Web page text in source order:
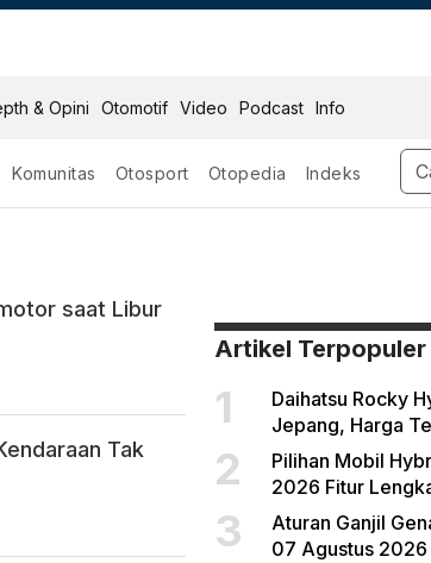
& Opini Otomotif Video Podcast Info
Komunitas Otosport Otopedia Indeks
saat Libur
Tak
Artikel Terpopuler
1
Daihatsu Rocky
Jepang, Harga
2
Pilihan Mobil
2026 Fitur
3
Aturan Ganjil
07 Agustus 2026